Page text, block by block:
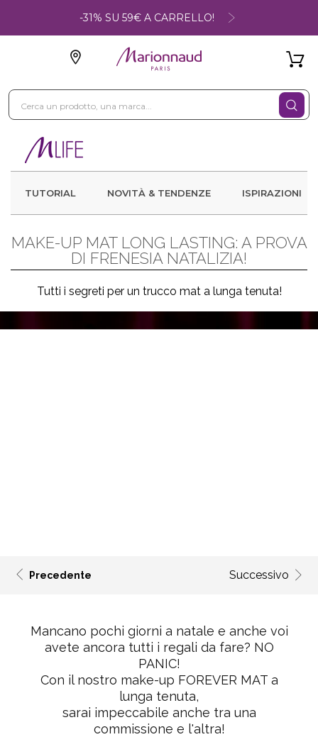
-31% SU 59€ A CARRELLO!
TUTORIAL NOVITÀ & TENDENZE ISPIRAZIONI
MAKE-UP MAT LONG LASTING: A PROVA
DI FRENESIA NATALIZIA!
Tutti i segreti per un trucco mat a lunga tenuta!
Precedente Successivo
Mancano pochi giorni a natale e anche voi
avete ancora tutti i regali da fare? NO
PANIC!
Con il nostro make-up FOREVER MATa
lunga tenuta,
sarai impeccabile anche tra una
commissione e l'altra!